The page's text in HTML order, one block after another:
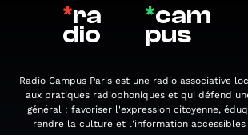
*ra
dio
*cam
pus
Radio Campus Paris est une radio associative
aux pratiques radiophoniques et qui défend
général : favoriser l'expression citoyenne,
rendre la culture et l'information